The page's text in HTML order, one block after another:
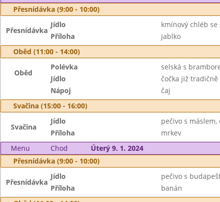
Přesnídávka (9:00 - 10:00)
Přesnídávka
Jídlo
kmínový chléb
Příloha
jablko
Oběd (11:00 - 14:00)
Oběd
Polévka
selská s
Jídlo
čočka již
Nápoj
čaj
Svačina (15:00 - 16:00)
Svačina
Jídlo
pečivo s máslem,
Příloha
mrkev
Menu
Chod
Úterý 9. 1. 2024
Přesnídávka (9:00 - 10:00)
Přesnídávka
Jídlo
pečivo s
Příloha
banán